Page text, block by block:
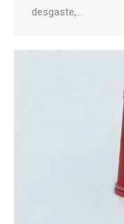
desgaste,…